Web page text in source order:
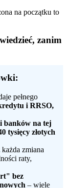
na początku to
zanim
pełnego
i RRSO,
banków na tej
tysięcy złotych
zmiana
raty,
bez
– wiele